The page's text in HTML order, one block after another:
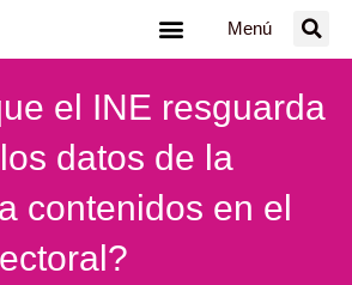
Menú
el INE resguarda
datos de la
contenidos en el